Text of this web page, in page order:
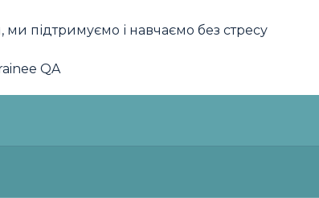
підтримуємо і навчаємо без стресу
QA
знання, яких не дають в університеті